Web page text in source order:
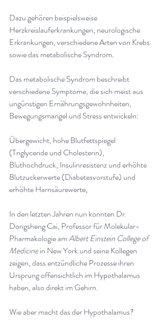
Dazu gehören beispielsweise
Herzkreislauferkrankungen, neurologische
Erkrankungen, verschiedene Arten von Krebs
sowie das metabolische Syndrom.
Das metabolische Syndrom beschreibt
verschiedene Symptome, die sich meist aus
ungünstigen Ernährungsgewohnheiten,
Bewegungsmangel und Stress entwickeln:
Übergewicht, hohe Blutfettspiegel
(Triglyceride und Cholesterin),
Bluthochdruck, Insulinresistenz und erhöhte
Blutzuckerwerte (Diabetesvorstufe) und
erhöhte Harnsäurewerte,
In den letzten Jahren nun konnten Dr.
DongshengCai, Professor für Molekular-
Pharmakologie am Albert Einstein College of
Medicine in New York und seine Kollegen
zeigen, dass entzündliche Prozesse ihren
Ursprung offensichtlich im Hypothalamus
haben, also direkt im Gehirn.
Wie aber macht das der Hypothalamus?